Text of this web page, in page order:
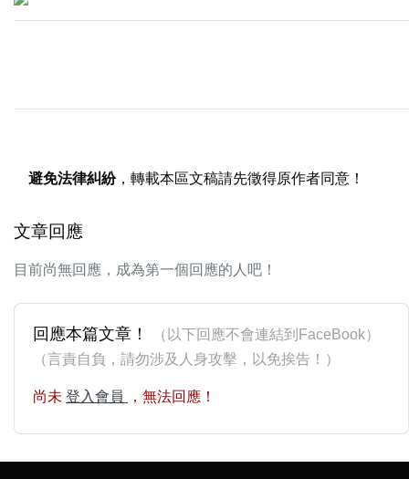
避免法律糾紛，轉載本區文稿請先徵得原作者同意！
文章回應
目前尚無回應，成為第一個回應的人吧！
回應本篇文章！
（以下回應不會連結到FaceBook）
（言責自負，請勿涉及人身攻擊，以免挨告！）
尚未 登入會員 ，無法回應！